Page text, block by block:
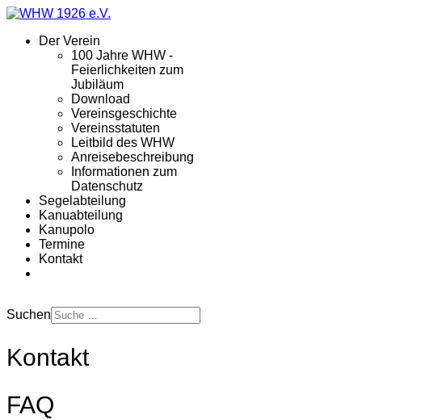
Der Verein
100 Jahre WHW -
Feierlichkeiten zum
Jubiläum
Download
Vereinsgeschichte
Vereinsstatuten
Leitbild des WHW
Anreisebeschreibung
Informationen zum
Datenschutz
Segelabteilung
Kanuabteilung
Kanupolo
Termine
Kontakt
Suchen
Kontakt
FAQ